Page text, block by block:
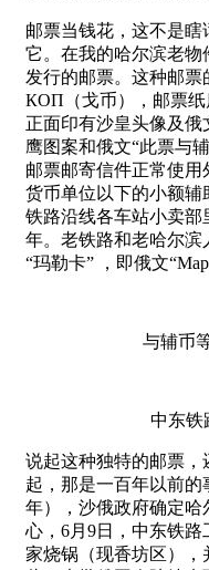
邮票当钱花，这不是
它。在我的哈尔滨老
发行的邮票。这种邮票
КОП（戈币），邮票纸
正面印有沙皇头像及
鹰图案和俄文“此票与
邮票邮寄信件正常使
货币单位以下的小额
铁路沿线各车站小卖部
年。老铁路和老哈尔滨
“玛勒卡” ，即俄文
与辅币
中东铁
说起这种独特的邮票
起，那是一百年以前的
年），沙俄政府确定哈
心，6月9日，中东铁
家烧锅（现香坊区），